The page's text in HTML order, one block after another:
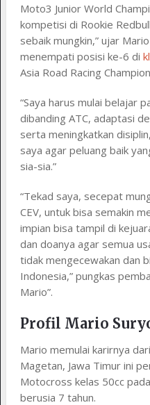
Moto3 Junior World
kompetisi di Rookie
sebaik mungkin,” ujar
menempati posisi ke-6 di
Asia Road Racing
“Saya harus mulai belajar
dibanding ATC, adaptasi
serta meningkatkan
saya agar peluang baik
sia-sia.”
“Tekad saya, secepat
CEV, untuk bisa semakin
impian bisa tampil di
dan doanya agar semua
tidak mengecewakan dan
Indonesia,” pungkas
Mario”.
Profil Mario
Mario memulai karirnya
Magetan, Jawa Timur ini
Motocross kelas 50cc
berusia 7 tahun.